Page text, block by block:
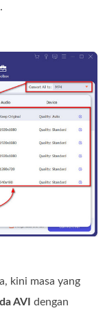
kini masa yang
AVI dengan